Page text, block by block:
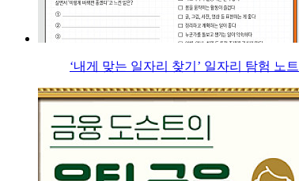
‘내게 맞는 일자리 찾기’ 일자리 탐험 노트